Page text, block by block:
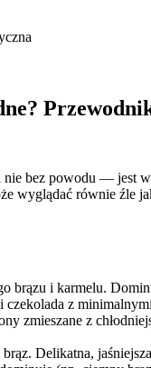
bez powodu — jest
wyglądać równie
brązu i karmelu.
czekolada z
zmieszane z
Delikatna,